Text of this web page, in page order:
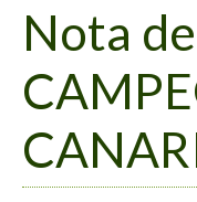
Nota